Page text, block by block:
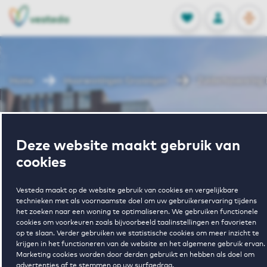
Deze website maakt gebruik van
cookies
Vesteda maakt op de website gebruik van cookies en vergelijkbare
technieken met als voornaamste doel om uw gebruikerservaring tijdens
het zoeken naar een woning te optimaliseren. We gebruiken functionele
cookies om voorkeuren zoals bijvoorbeeld taalinstellingen en favorieten
op te slaan. Verder gebruiken we statistische cookies om meer inzicht te
krijgen in het functioneren van de website en het algemene gebruik ervan.
Marketing cookies worden door derden gebruikt en hebben als doel om
FAVORIETEN
Opgeslagen
INLOGGEN
NL
EN
II
Regelmatig beschikbaar